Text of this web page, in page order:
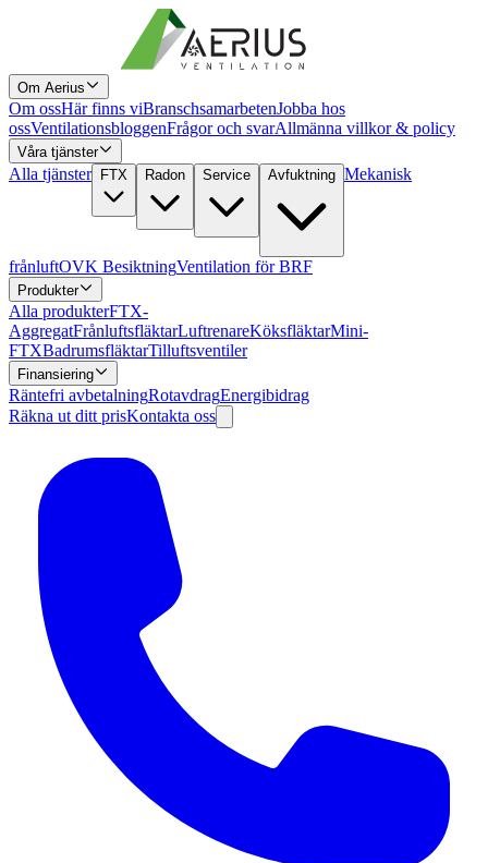
Om Aerius
Om ossHär finns viBranschsamarbetenJobba hos
ossVentilationsbloggenFrågor och svarAllmänna villkor & policy
Våra tjänster
Alla tjänster FTX Radon Service Avfuktning Mekanisk
frånluftOVK BesiktningVentilation för BRF
Produkter
Alla produkterFTX-
AggregatFrånluftsfläktarLuftrenareKöksfläktarMini-
FTXBadrumsfläktarTilluftsventiler
Finansiering
Räntefri avbetalningRotavdragEnergibidrag
Räkna ut ditt prisKontakta oss